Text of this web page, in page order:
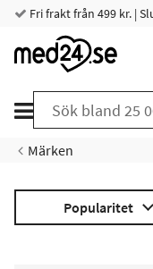
Fri frakt från 499 kr. |
Märken
Popularitet